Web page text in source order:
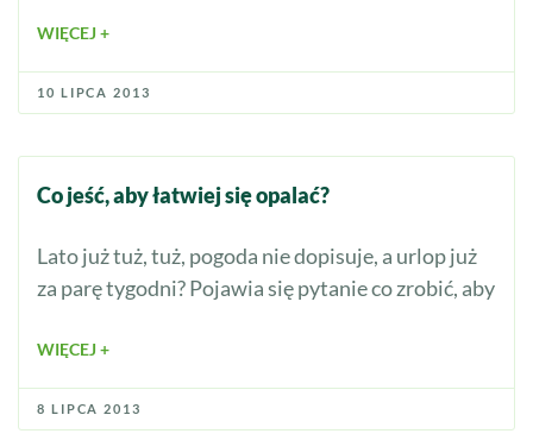
WIĘCEJ +
10 LIPCA 2013
Co jeść, aby łatwiej się opalać?
Lato już tuż, tuż, pogoda nie dopisuje, a urlop już
za parę tygodni? Pojawia się pytanie co zrobić, aby
WIĘCEJ +
8 LIPCA 2013